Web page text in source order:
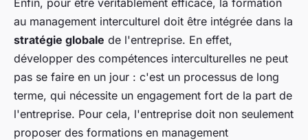
au management interculturel doit être intégrée dans la
stratégie globale de l'entreprise. En effet,
développer des compétences interculturelles ne peut
pas se faire en un jour : c'est un processus de long
terme, qui nécessite un engagement fort de la part de
l'entreprise. Pour cela, l'entreprise doit non seulement
proposer des formations en management